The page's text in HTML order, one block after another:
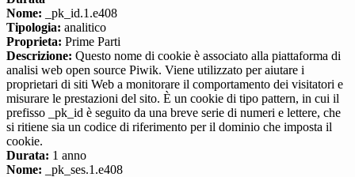
Nome: _pk_id.1.e408
Tipologia: analitico
Proprieta: Prime Parti
Descrizione: Questo nome di cookie è associato alla piattaforma di
analisi web open source Piwik. Viene utilizzato per aiutare i
proprietari di siti Web a monitorare il comportamento dei visitatori e
misurare le prestazioni del sito. È un cookie di tipo pattern, in cui il
prefisso _pk_id è seguito da una breve serie di numeri e lettere, che
si ritiene sia un codice di riferimento per il dominio che imposta il
cookie.
Durata: 1 anno
Nome: _pk_ses.1.e408